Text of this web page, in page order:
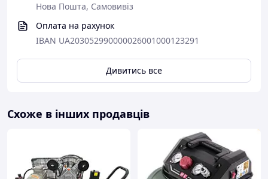
Нова Пошта, Самовивіз
Оплата на рахунок
IBAN UA203052990000026001000123291
Дивитись все
Схоже в інших продавців